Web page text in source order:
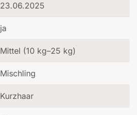
23.06.2025
ja
Mittel (10 kg–25 kg)
Mischling
Kurzhaar